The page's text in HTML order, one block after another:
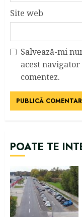
Site web
Salvează-mi
acest
comentez.
POATE TE